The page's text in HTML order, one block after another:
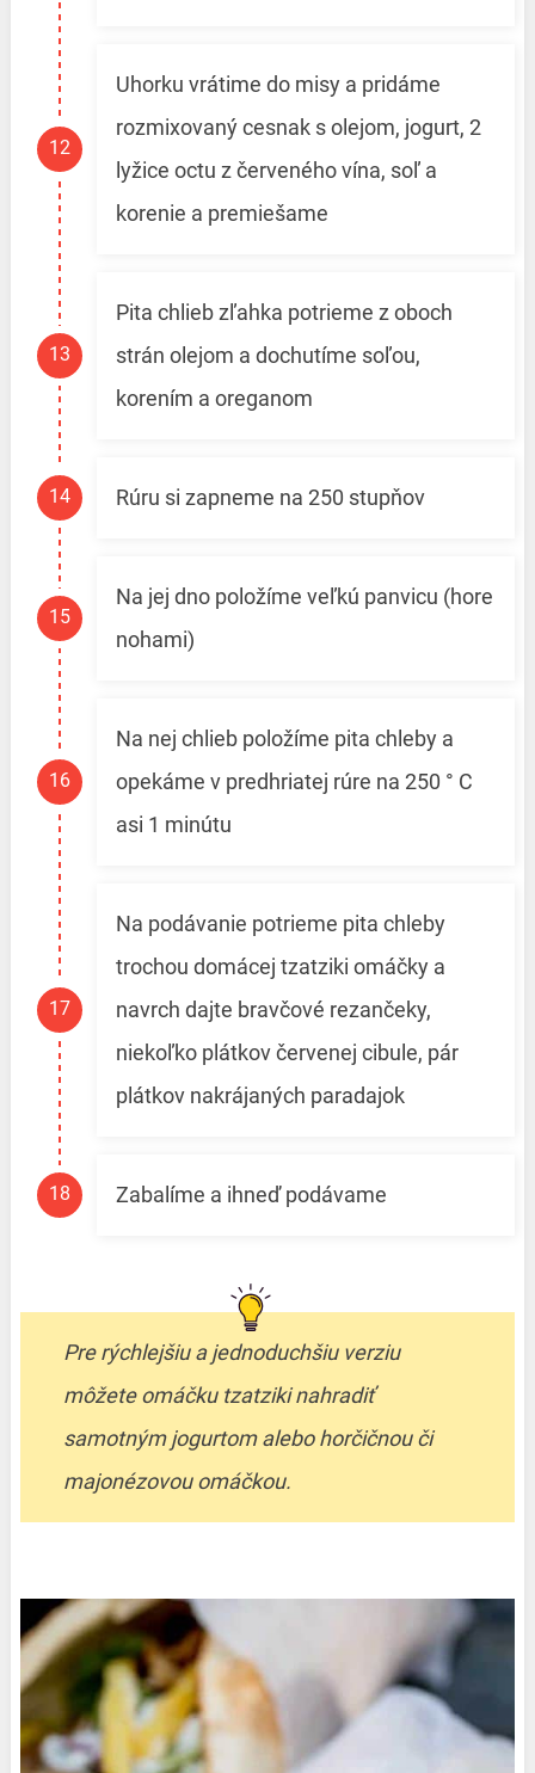
Uhorku vrátime do misy a pridáme
rozmixovaný cesnak s olejom, jogurt, 2
lyžice octu z červeného vína, soľ a
korenie a premiešame
Pita chlieb zľahka potrieme z oboch
strán olejom a dochutíme soľou,
korením a oreganom
Rúru si zapneme na 250 stupňov
Na jej dno položíme veľkú panvicu (hore
nohami)
Na nej chlieb položíme pita chleby a
opekáme v predhriatej rúre na 250 ° C
asi 1 minútu
Na podávanie potrieme pita chleby
trochou domácej tzatziki omáčky a
navrch dajte bravčové rezančeky,
niekoľko plátkov červenej cibule, pár
plátkov nakrájaných paradajok
Zabalíme a ihneď podávame
Pre rýchlejšiu a jednoduchšiu verziu
môžete omáčku tzatziki nahradiť
samotným jogurtom alebo horčičnou či
majonézovou omáčkou.